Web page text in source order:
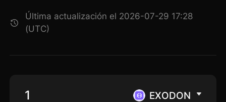
Última actualización el 2026-07-29 17:28
(UTC)
EXODON